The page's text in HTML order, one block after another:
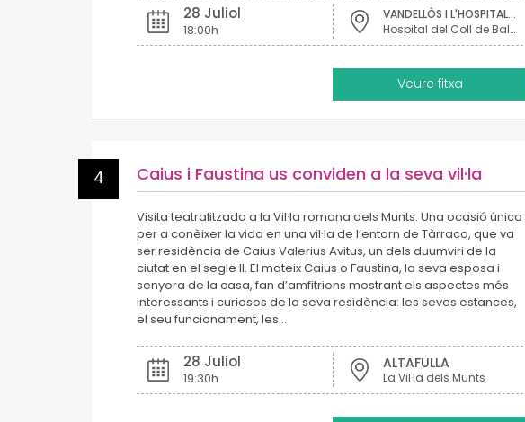
28 Juliol
18:00h
VANDELLÒS I L'HOSPITALET DE L'INFANT
Hospital del Coll de Balaguer
Veure fitxa
4 Caius i Faustina us conviden a la seva vil·la
Visita teatralitzada a la Vil·la romana dels Munts. Una ocasió única
per a conèixer la vida en una vil·la de l’entorn de Tàrraco, que va
ser residència de Caius Valerius Avitus, un dels duumviri de la
ciutat en el segle II. El mateix Caius o Faustina, la seva esposa i
senyora de la casa, fan d’amfitrions mostrant els aspectes més
interessants i curiosos de la seva residència: les seves estances,
el seu funcionament, les…
28 Juliol
19:30h
ALTAFULLA
La Vil·la dels Munts